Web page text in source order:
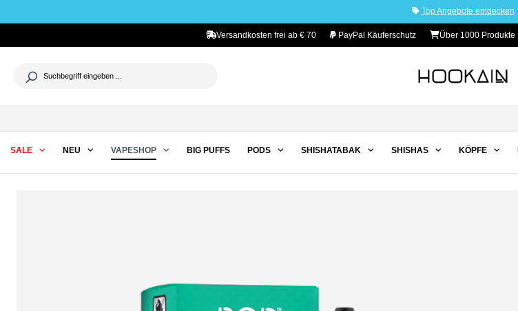
Top Angebote entdecken
Versandkosten frei ab € 70 PayPal Käuferschutz Über 1000 Produkte
SALE NEU VAPESHOP BIG PUFFS PODS SHISHATABAK SHISHAS KÖPFE